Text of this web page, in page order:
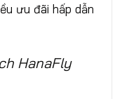
ưu đãi hấp dẫn
HanaFly